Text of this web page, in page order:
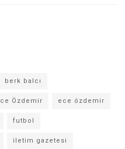
berk balcı
Özdemir ece özdemir
futbol
iletim gazetesi